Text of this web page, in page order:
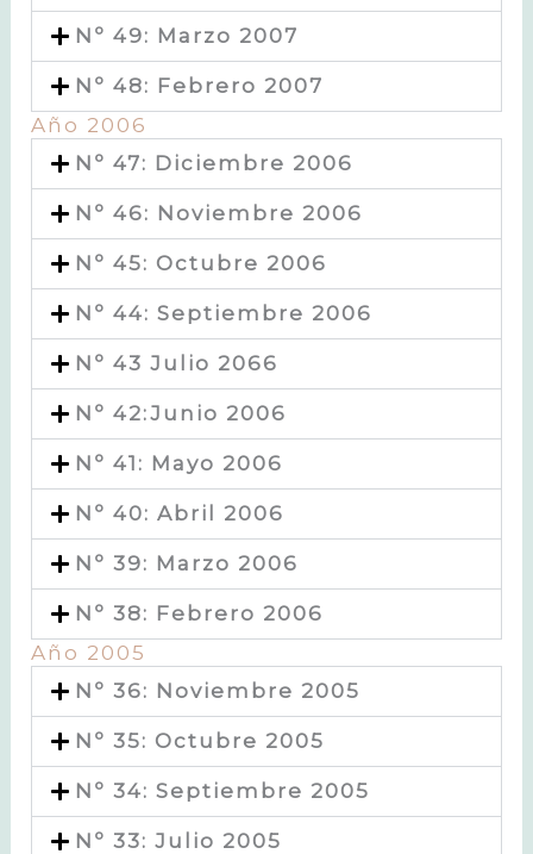
Nº 49: Marzo 2007
Nº 48: Febrero 2007
Año 2006
Nº 47: Diciembre 2006
Nº 46: Noviembre 2006
Nº 45: Octubre 2006
Nº 44: Septiembre 2006
Nº 43 Julio 2066
Nº 42:Junio 2006
Nº 41: Mayo 2006
Nº 40: Abril 2006
Nº 39: Marzo 2006
Nº 38: Febrero 2006
Año 2005
Nº 36: Noviembre 2005
Nº 35: Octubre 2005
Nº 34: Septiembre 2005
Nº 33: Julio 2005